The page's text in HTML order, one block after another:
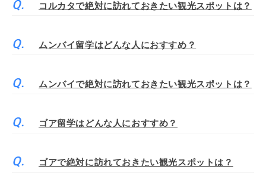
コルカタで絶対に訪れておきたい観光スポットは？
ムンバイ留学はどんな人におすすめ？
ムンバイで絶対に訪れておきたい観光スポットは？
ゴア留学はどんな人におすすめ？
ゴアで絶対に訪れておきたい観光スポットは？